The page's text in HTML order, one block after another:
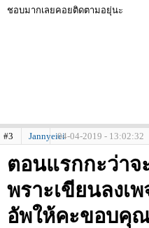
ชอบมากเลยคอยติดตามอยุ่นะ
#3 Jannyeiei04-04-2019 - 13:02:32
ตอนแรกกะว่าจ
พราะเขียนลงเ
อัพให้คะขอบคุ